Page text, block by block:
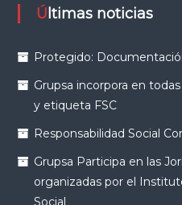
Últimas noticias
Protegido:
Grupsa incorpora en
y etiqueta FSC
Responsabilidad Social
Grupsa Participa en las
organizadas por el
Social